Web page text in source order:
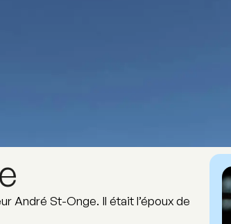
André St-Onge. Il était l’époux de